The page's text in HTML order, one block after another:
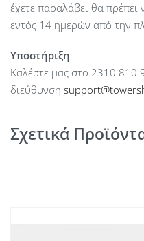
έχετε παραλάβει θα πρέπει
εντός 14 ημερών από την
Υποστήριξη
Καλέστε μας στο 2310 810
διεύθυνση
Σχετικά